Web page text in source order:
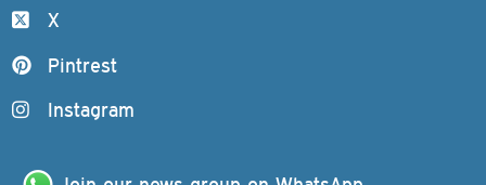
X
Pintrest
Instagram